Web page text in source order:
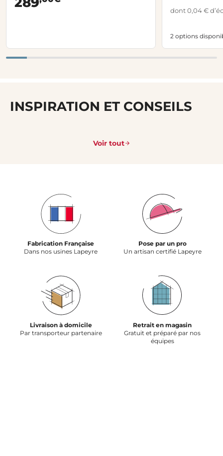
dont 0,04 €
2 options
INSPIRATION ET CONSEILS
Voir tout
Fabrication Française
Dans nos usines Lapeyre
Pose par un pro
Un artisan certifié Lapeyre
Livraison à domicile
Par transporteur partenaire
Retrait en magasin
Gratuit et préparé par nos
équipes